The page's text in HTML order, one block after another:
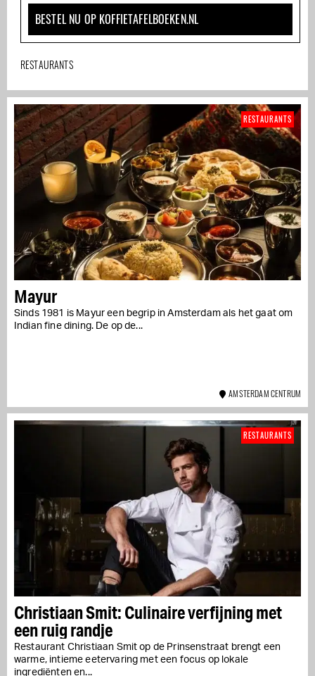
BESTEL NU OP KOFFIETAFELBOEKEN.NL
RESTAURANTS
Mayur
Sinds 1981 is Mayur een begrip in Amsterdam als het gaat om
Indian fine dining. De op de...
RESTAURANTS
AMSTERDAM CENTRUM
Christiaan Smit: Culinaire verfijning met
een ruig randje
Restaurant Christiaan Smit op de Prinsenstraat brengt een
warme, intieme eetervaring met een focus op lokale
ingrediënten en...
RESTAURANTS